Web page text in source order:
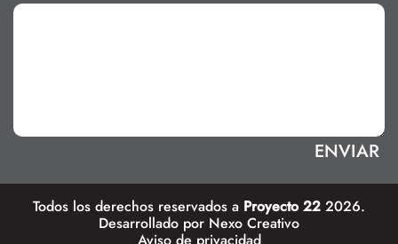
Todos los derechos reservados a Proyecto 22 2026.
Desarrollado por Nexo Creativo
Aviso de privacidad